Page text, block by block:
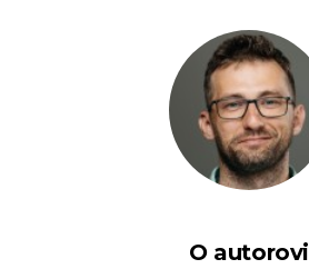
O autorovi